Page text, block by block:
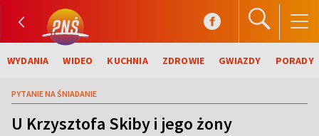
WYDANIA WIDEO KUCHNIA ZDROWIE GWIAZDY PORADY
PYTANIE NA ŚNIADANIE
U Krzysztofa Skiby i jego żony